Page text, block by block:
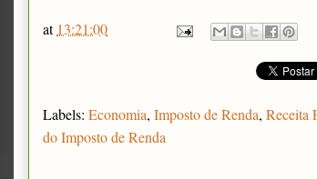
at 13:21:00
Labels: Economia, Imposto de Renda, Receita
do Imposto de Renda